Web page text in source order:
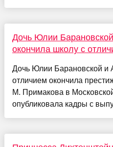
Дочь Юлии
окончила школу с
Дочь Юлии Барановской
отличием окончила
М. Примакова в
опубликовала кадры с